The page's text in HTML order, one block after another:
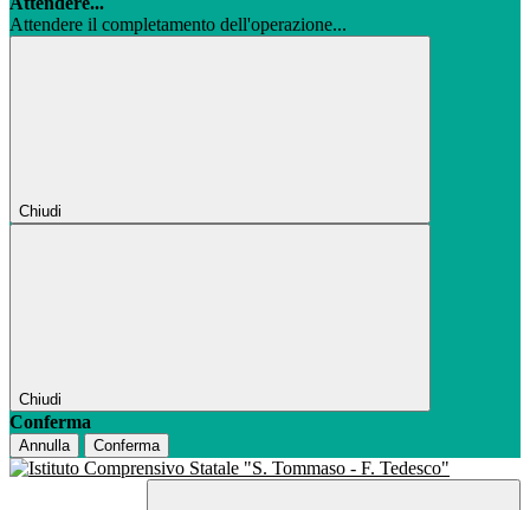
Attendere il completamento dell'operazione...
Chiudi
Chiudi
Conferma
Annulla Conferma